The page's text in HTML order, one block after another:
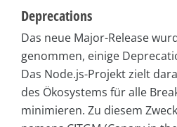
Deprecations
Das neue Major-Release
genommen, einige
Das Node.js-Projekt zielt
des Ökosystems für alle
minimieren. Zu diesem